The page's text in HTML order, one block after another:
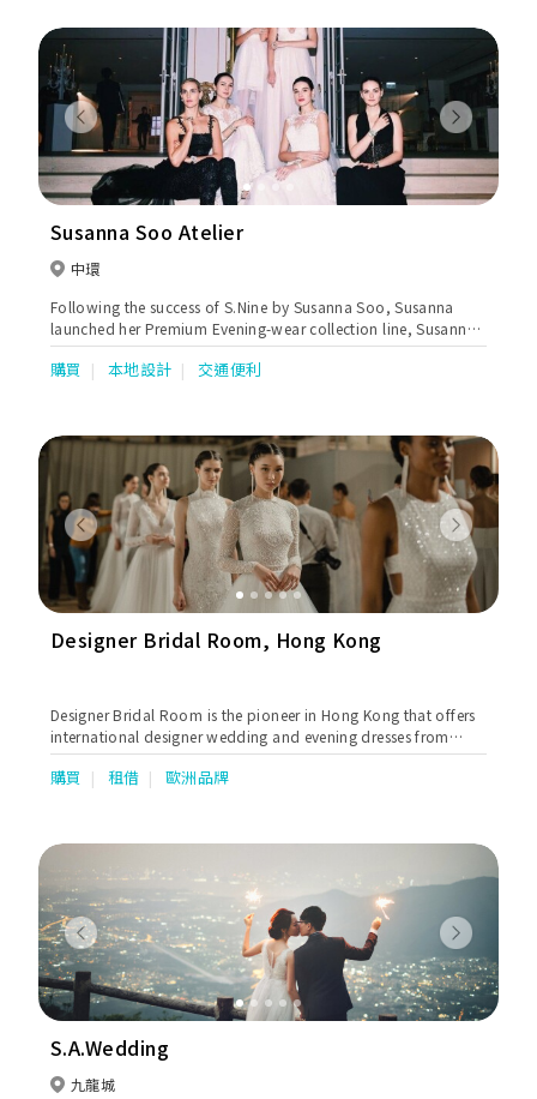
Previous Next
Susanna Soo Atelier
中環
Following the success of S.Nine by Susanna Soo, Susanna
launched her Premium Evening-wear collection line, Susanna
Soo Atelier, in May 2014. This collection continues to focus on
modern women who appreciate clothing that is Feminine,
購買 本地設計 交通便利
Previous Next
Designer Bridal Room, Hong Kong
Designer Bridal Room is the pioneer in Hong Kong that offers
international designer wedding and evening dresses from
world's most prestigious and sought-after names such as
Alessandra Rinaudo, Annasul Y, Atelier Pronovias, Dimitrius
Rosa Clara, Saiid Kobeisy, Soft by Rosa Clara, Tony Ward,
購買 租借 歐洲品牌
Previous Next
S.A.Wedding
九龍城